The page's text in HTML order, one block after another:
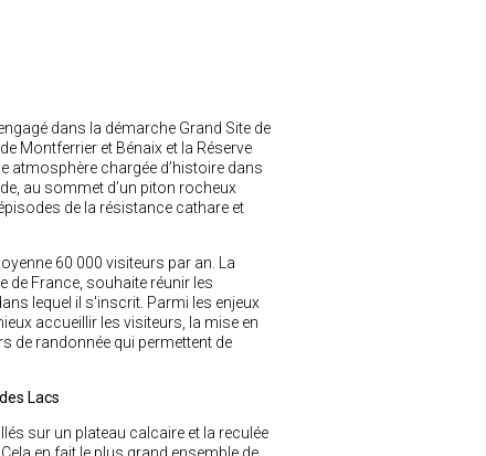
dans la démarche Grand Site de
Montferrier et Bénaix et la Réserve
atmosphère chargée d’histoire dans
au sommet d’un piton rocheux
de la résistance cathare et
60 000 visiteurs par an. La
de France, souhaite réunir les
lequel il s'inscrit. Parmi les enjeux
accueillir les visiteurs, la mise en
de randonnée qui permettent de
Lacs
sur un plateau calcaire et la reculée